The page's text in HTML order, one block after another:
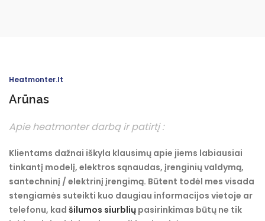
Heatmonter.lt
Arūnas
Apie heatmonter darbą ir patirtį :
Klientams dažnai iškyla klausimų apie jiems labiausiai
tinkantį modelį, elektros sąnaudas, įrenginių valdymą,
santechninį / elektrinį įrengimą. Būtent todėl mes visada
stengiamės suteikti kuo daugiau informacijos vietoje ar
telefonu, kad šilumos siurblių pasirinkimas būtų ne tik